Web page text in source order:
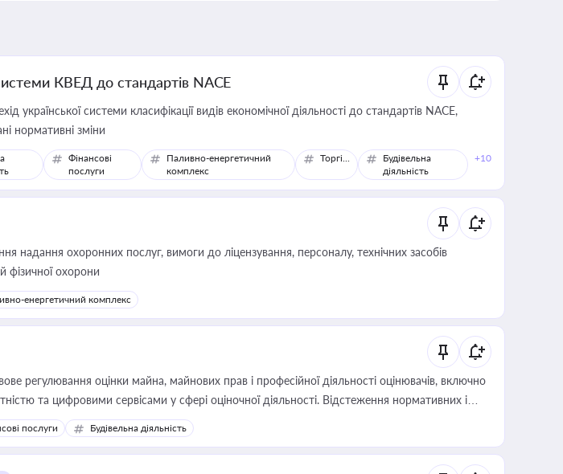
КВЕД до стандартів NACE
української системи класифікації видів економічної діяльності до стандартів NACE,
нормативні зміни
Фінансові
послуги
Паливно-енергетичний
комплекс
Торгівля
Будівельна
діяльність
+10
надання охоронних послуг, вимоги до ліцензування, персоналу, технічних засобів
фізичної охорони
енергетичний комплекс
регулювання оцінки майна, майнових прав і професійної діяльності оцінювачів, включно
та цифровими сервісами у сфері оціночної діяльності. Відстеження нормативних і
для власника бізнесу, керівника, юриста або бухгалтера під час оподаткування,
корпоративних угод і перевірки статусу суб'єктів оціночної діяльності
послуги Будівельна діяльність